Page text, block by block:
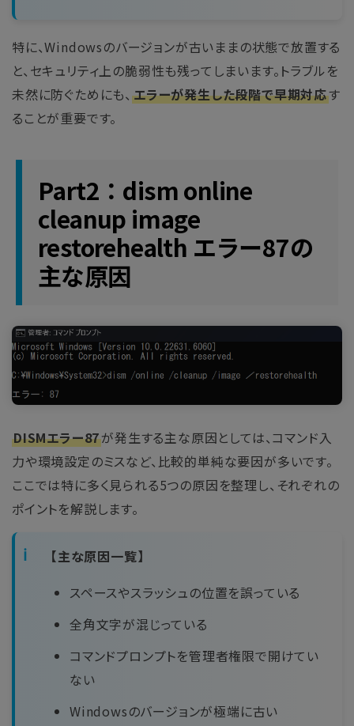
特に、Windowsのバージョンが古いままの状態で放置する
と、セキュリティ上の脆弱性も残ってしまいます。トラブルを
未然に防ぐためにも、 エラーが発生した段階で早期対応す
ることが重要です。
Part2：dism online
cleanup image
restorehealth エラー87の
主な原因
DISMエラー87が発生する主な原因としては、コマンド入
力や環境設定のミスなど、比較的単純な要因が多いです。
ここでは特に多く見られる5つの原因を整理し、それぞれの
ポイントを解説します。
【主な原因一覧】
スペースやスラッシュの位置を誤っている
全角文字が混じっている
コマンドプロンプトを管理者権限で開けてい
ない
Windowsのバージョンが極端に古い